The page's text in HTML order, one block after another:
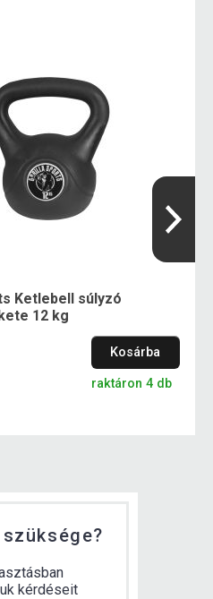
Ketlebell súlyzó
12 kg
Kosárba
raktáron 4 db
kérdéseit